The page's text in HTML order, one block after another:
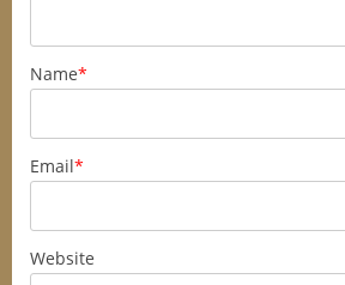
Name*
Email*
Website